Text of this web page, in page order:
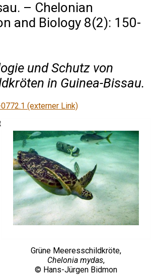
– Chelonian
and Biology 8(2): 150-
und Schutz von
in Guinea-Bissau.
(externer Link)
Grüne Meeresschildkröte,
Chelonia mydas,
© Hans-Jürgen Bidmon